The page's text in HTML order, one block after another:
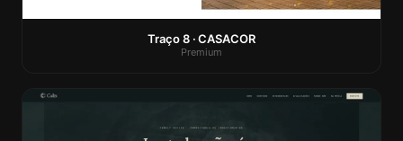
Traço 8 · CASACOR
Premium